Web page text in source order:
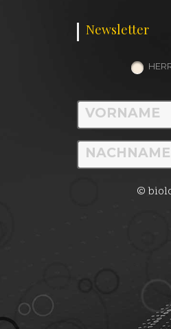
Newsletter
©